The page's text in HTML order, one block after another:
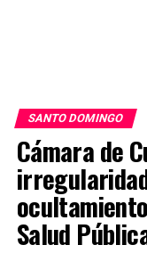
SANTO DOMINGO
Cámara de
Salud